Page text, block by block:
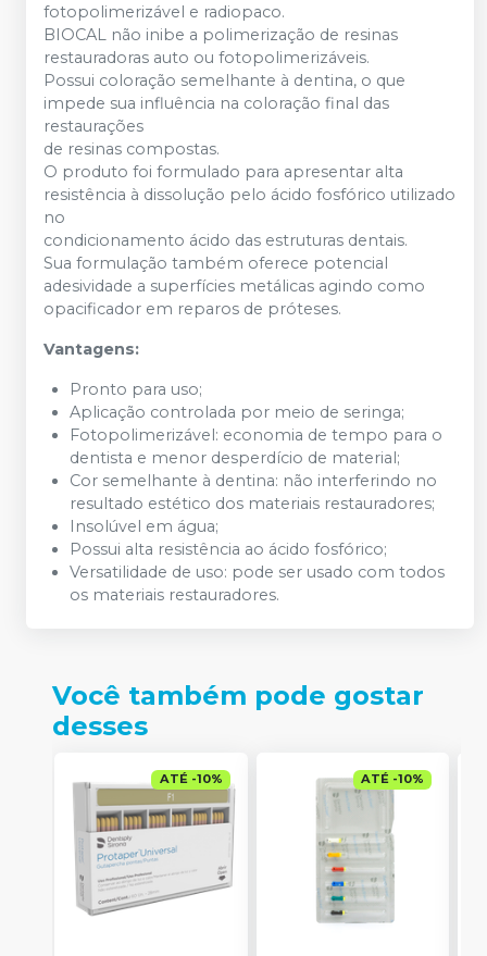
fotopolimerizável e radiopaco.
BIOCAL não inibe a polimerização de resinas
restauradoras auto ou fotopolimerizáveis.
Possui coloração semelhante à dentina, o que
impede sua influência na coloração final das
restaurações
de resinas compostas.
O produto foi formulado para apresentar alta
resistência à dissolução pelo ácido fosfórico utilizado
no
condicionamento ácido das estruturas dentais.
Sua formulação também oferece potencial
adesividade a superfícies metálicas agindo como
opacificador em reparos de próteses.
Vantagens:
Pronto para uso;
Aplicação controlada por meio de seringa;
Fotopolimerizável: economia de tempo para o
dentista e menor desperdício de material;
Cor semelhante à dentina: não interferindo no
resultado estético dos materiais restauradores;
Insolúvel em água;
Possui alta resistência ao ácido fosfórico;
Versatilidade de uso: pode ser usado com todos
os materiais restauradores.
Você também pode gostar
desses
ATÉ -10% ATÉ -10%